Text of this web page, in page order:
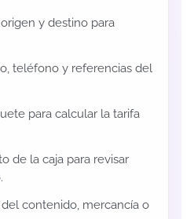
y destino para
teléfono y referencias del
para calcular la tarifa
de la caja para revisar
contenido, mercancía o